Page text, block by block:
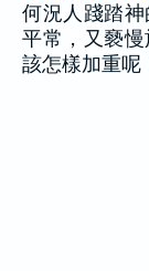
何況人踐踏
平常，又褻
該怎樣加重呢